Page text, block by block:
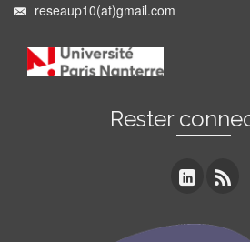
reseaup10(at)gmail.com
Rester